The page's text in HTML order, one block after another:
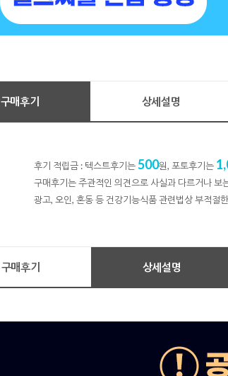
구매후기 상세설명
후기 적립금 : 텍스트후기는500원, 포토후기는
구매후기는 주관적인 의견으로 사실과 다르거나 보
광고, 오인, 혼동 등 건강기능식품 관련법상 부적절
구매후기 상세설명